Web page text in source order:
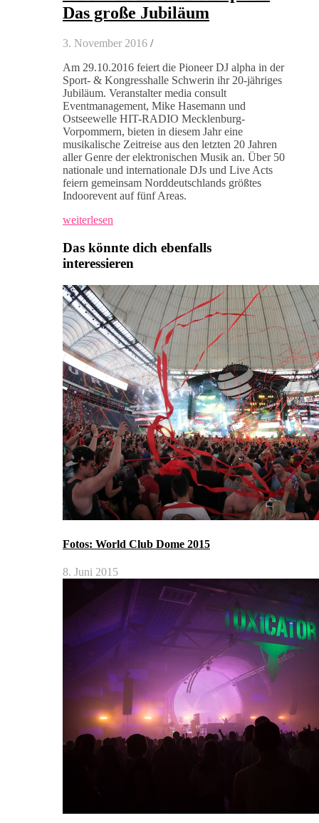
Das große Jubiläum
3. November 2016 /
Am 29.10.2016 feiert die Pioneer DJ alpha in der
Sport- & Kongresshalle Schwerin ihr 20-jähriges
Jubiläum. Veranstalter media consult
Eventmanagement, Mike Hasemann und
Ostseewelle HIT-RADIO Mecklenburg-
Vorpommern, bieten in diesem Jahr eine
musikalische Zeitreise aus den letzten 20 Jahren
aller Genre der elektronischen Musik an. Über 50
nationale und internationale DJs und Live Acts
feiern gemeinsam Norddeutschlands größtes
Indoorevent auf fünf Areas.
weiterlesen
Das könnte dich ebenfalls
interessieren
Fotos: World Club Dome 2015
8. Juni 2015